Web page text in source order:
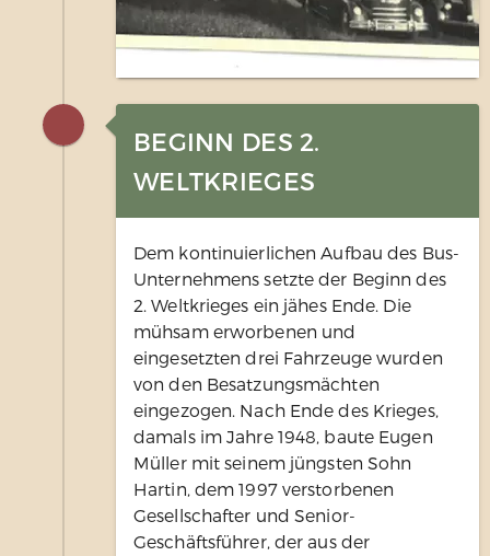
BEGINN DES 2.
WELTKRIEGES
Dem kontinuierlichen Aufbau des Bus-
Unternehmens setzte der Beginn des
2. Weltkrieges ein jähes Ende. Die
mühsam erworbenen und
eingesetzten drei Fahrzeuge wurden
von den Besatzungsmächten
eingezogen. Nach Ende des Krieges,
damals im Jahre 1948, baute Eugen
Müller mit seinem jüngsten Sohn
Hartin, dem 1997 verstorbenen
Gesellschafter und Senior-
Geschäftsführer, der aus der